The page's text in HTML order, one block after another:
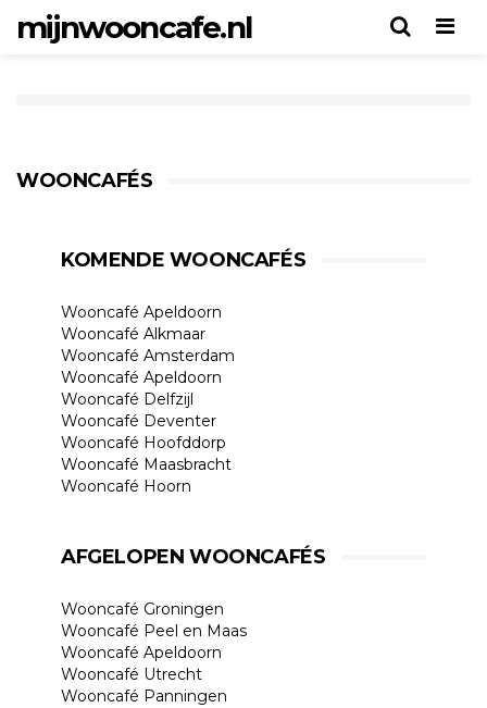
mijnwooncafe.nl
WOONCAFÉS
KOMENDE WOONCAFÉS
Wooncafé Apeldoorn
Wooncafé Alkmaar
Wooncafé Amsterdam
Wooncafé Apeldoorn
Wooncafé Delfzijl
Wooncafé Deventer
Wooncafé Hoofddorp
Wooncafé Maasbracht
Wooncafé Hoorn
AFGELOPEN WOONCAFÉS
Wooncafé Groningen
Wooncafé Peel en Maas
Wooncafé Apeldoorn
Wooncafé Utrecht
Wooncafé Panningen